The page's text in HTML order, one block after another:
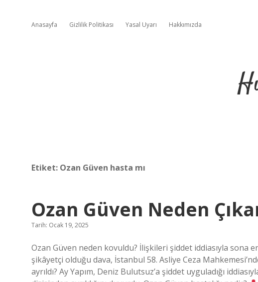
Anasayfa Gizlilik Politikası Yasal Uyarı Hakkımızda
Etiket: Ozan Güven hasta mı
Ozan Güven Neden
Tarih: Ocak 19, 2025
Ozan Güven neden kovuldu? İlişkileri şiddet iddiasıyla sona
şikâyetçi olduğu dava, İstanbul 58. Asliye Ceza
ayrıldı? Ay Yapım, Deniz Bulutsuz’a şiddet uyguladığı